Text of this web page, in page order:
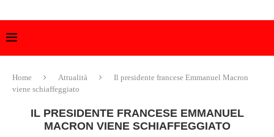
Home Attualità
Il presidente francese Emmanuel Macron
viene schiaffeggiato
IL PRESIDENTE FRANCESE EMMANUEL
MACRON VIENE SCHIAFFEGGIATO